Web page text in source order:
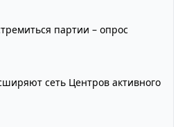
партии – опрос
сеть Центров активного